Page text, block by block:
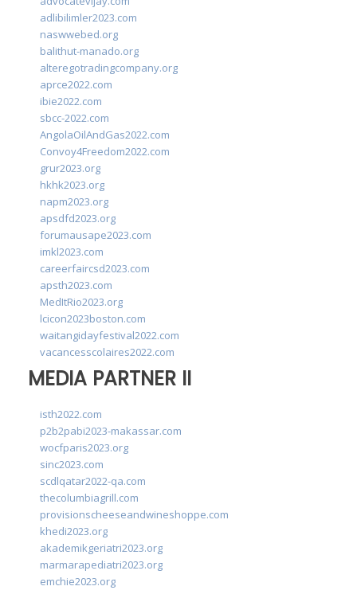
adlibilimler2023.com
naswwebed.org
balithut-manado.org
alteregotradingcompany.org
aprce2022.com
ibie2022.com
sbcc-2022.com
AngolaOilAndGas2022.com
Convoy4Freedom2022.com
grur2023.org
hkhk2023.org
napm2023.org
apsdfd2023.org
forumausape2023.com
imkl2023.com
careerfaircsd2023.com
apsth2023.com
MedItRio2023.org
lcicon2023boston.com
waitangidayfestival2022.com
vacancesscolaires2022.com
MEDIA PARTNER II
isth2022.com
p2b2pabi2023-makassar.com
wocfparis2023.org
sinc2023.com
scdlqatar2022-qa.com
thecolumbiagrill.com
provisionscheeseandwineshoppe.com
khedi2023.org
akademikgeriatri2023.org
marmarapediatri2023.org
emchie2023.org